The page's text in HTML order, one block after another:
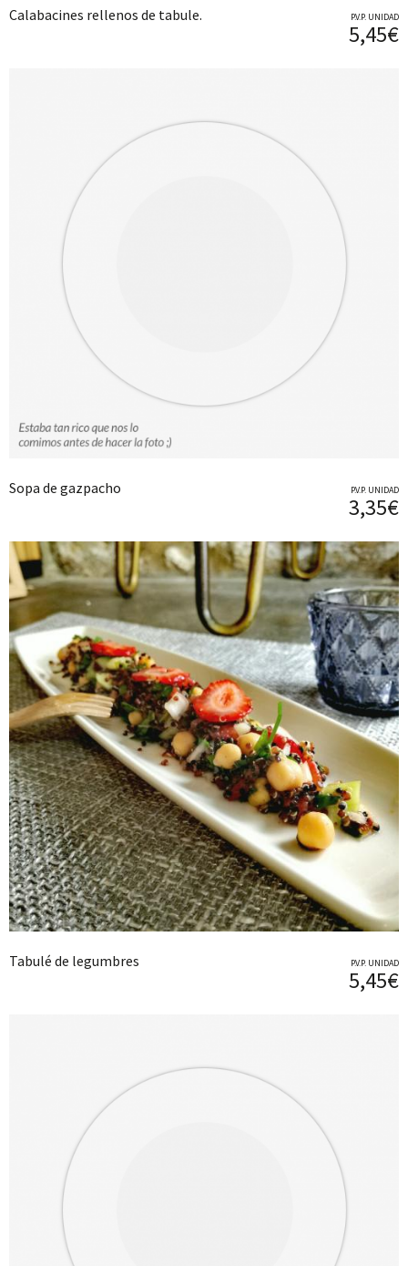
Calabacines rellenos de tabule. P.V.P. UNIDAD
5,45€
Sopa de gazpacho P.V.P. UNIDAD
3,35€
Tabulé de legumbres P.V.P. UNIDAD
5,45€